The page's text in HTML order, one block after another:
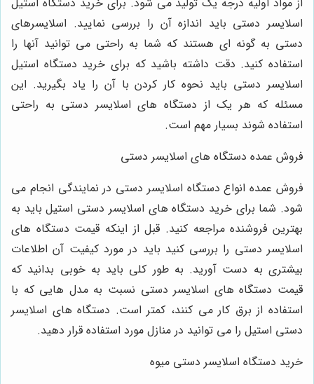
اسلایسر دستی باید اندازه آن را بررسی نمایید. اسلایسرهای
دستی به گونه ای هستند که شما به راحتی می توانید آنها را
استفاده کنید. دقت داشته باشید که برای خرید دستگاه استیل
اسلایسر دستی باید نحوه کار کردن با آن را یاد بگیرید. این
مسئله که هر یک از دستگاه های اسلایسر دستی به راحتی
استفاده شوند بسیار مهم است.
فروش عمده دستگاه های اسلایسر دستی
فروش عمده انواع دستگاه اسلایسر دستی در نمایندگی انجام می
شود. شما برای خرید دستگاه های اسلایسر دستی استیل باید به
بهترین فروشنده مراجعه کنید. قبل از اینکه قیمت دستگاه های
اسلایسر دستی را بررسی کنید باید در مورد کیفیت آن اطلاعات
بیشتری به دست آورید. به طور کلی باید به خوبی بدانید که
قیمت دستگاه های اسلایسر دستی نسبت به مدل هایی که با
استفاده از برق کار می کنند، کمتر است. دستگاه های اسلایسر
دستی استیل را می توانید در منازل مورد استفاده قرار دهید.
خرید دستگاه اسلایسر دستی میوه